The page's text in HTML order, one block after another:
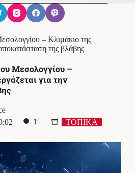
– Κλιμάκιο της
της βλάβης
Μεσολογγίου –
για την
1′ ΤΟΠΙΚΑ